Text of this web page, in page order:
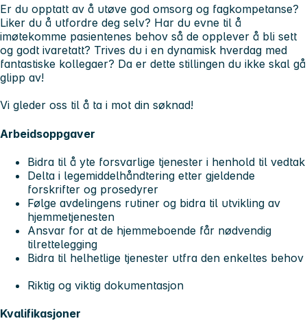
Er du opptatt av å utøve god omsorg og fagkompetanse?
Liker du å utfordre deg selv? Har du evne til å
imøtekomme pasientenes behov så de opplever å bli sett
og godt ivaretatt? Trives du i en dynamisk hverdag med
fantastiske kollegaer? Da er dette stillingen du ikke skal gå
glipp av!
Vi gleder oss til å ta i mot din søknad!
Arbeidsoppgaver
Bidra til å yte forsvarlige tjenester i henhold til vedtak
Delta i legemiddelhåndtering etter gjeldende
forskrifter og prosedyrer
Følge avdelingens rutiner og bidra til utvikling av
hjemmetjenesten
Ansvar for at de hjemmeboende får nødvendig
tilrettelegging
Bidra til helhetlige tjenester utfra den enkeltes behov
Riktig og viktig dokumentasjon
Kvalifikasjoner